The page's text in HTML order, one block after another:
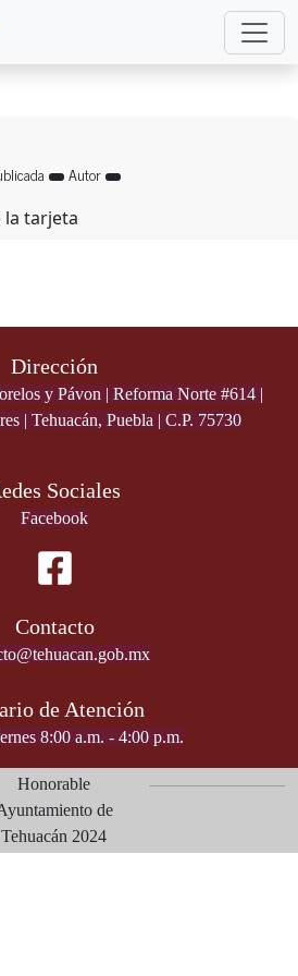
Autor
Dirección
y Pávon | Reforma Norte #614 |
| Tehuacán, Puebla | C.P. 75730
Sociales
Facebook
Contacto
de Atención
8:00 a.m. - 4:00 p.m.
Honorable
de
Tehuacán 2024